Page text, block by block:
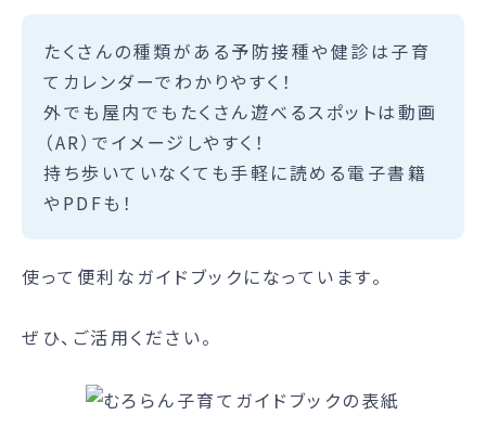
たくさんの種類がある予防接種や健診は子育
てカレンダーでわかりやすく！
外でも屋内でもたくさん遊べるスポットは動画
（AR）でイメージしやすく！
持ち歩いていなくても手軽に読める電子書籍
やPDFも！
使って便利なガイドブックになっています。
ぜひ、ご活用ください。